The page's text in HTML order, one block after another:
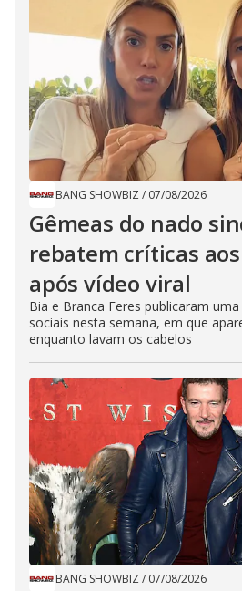
BANG SHOWBIZ / 07/08/2026
Gêmeas do nado
rebatem críticas
após vídeo viral
Bia e Branca Feres publicaram
sociais nesta semana, em que
enquanto lavam os cabelos
BANG SHOWBIZ / 07/08/2026